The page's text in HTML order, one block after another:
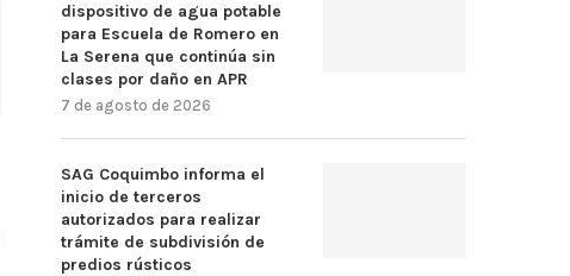
dispositivo de agua potable
para Escuela de Romero en
La Serena que continúa sin
clases por daño en APR
7 de agosto de 2026
SAG Coquimbo informa el
inicio de terceros
autorizados para realizar
trámite de subdivisión de
predios rústicos